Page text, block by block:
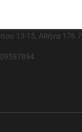
μας βρείτε
13-15, Αθήνα 176